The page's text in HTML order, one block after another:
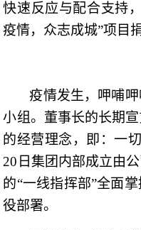
快速反应与配合支持
疫情，众志成城”项目
疫情发生，呷哺
小组。董事长的长期
的经营理念，即：一
20日集团内部成立由
的“一线指挥部”全面
役部署。